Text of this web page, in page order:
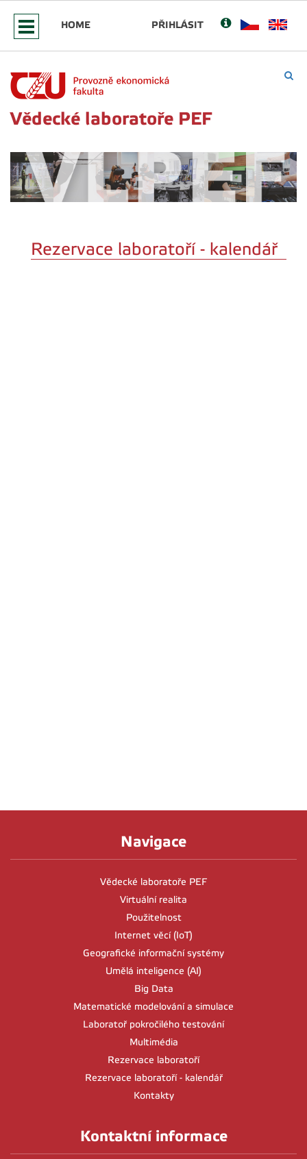
HOME PŘIHLÁSIT
Vědecké laboratoře PEF
Rezervace laboratoří - kalendář
Navigace
Vědecké laboratoře PEF
Virtuální realita
Použitelnost
Internet věcí (IoT)
Geografické informační systémy
Umělá inteligence (AI)
Big Data
Matematické modelování a simulace
Laboratoř pokročilého testování
Multimédia
Rezervace laboratoří
Rezervace laboratoří - kalendář
Kontakty
Kontaktní informace